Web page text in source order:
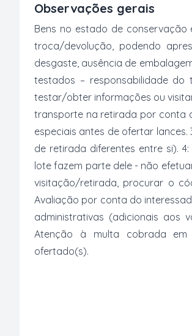
Observações gerais
Bens no estado de
troca/devolução, podendo
desgaste, ausência de
testados – responsabilidade
testar/obter informações ou
transporte na retirada por conta
especiais antes de ofertar
de retirada diferentes entre si).
lote fazem parte dele - não
visitação/retirada, procurar o
Avaliação por conta do
administrativas (adicionais aos
Atenção à multa cobrada em
ofertado(s).